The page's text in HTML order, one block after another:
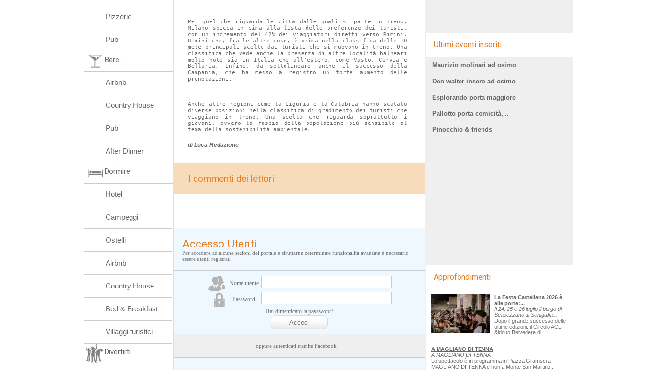
Per quel che riguarda le città dalle quali si parte in treno,
Milano spicca in cima alla lista delle preferenze dei turisti,
con un incremento del 42% dei viaggiatori diretti verso Rimini.
Rimini che, fra le altre cose, è prima nella classifica delle 10
mete principali scelte dai turisti che si muovono in treno. Una
classifica che vede anche la presenza di altre località balneari
molto note sia in Italia che all'estero, come Vasto, Cervia e
Bellaria. Infine, da sottolineare anche il successo della
Campania, che ha messo a registro un forte aumento delle
prenotazioni.
Anche altre regioni come la Liguria e la Calabria hanno scalato
diverse posizioni nella classifica di gradimento dei turisti che
viaggiano in treno. Una scelta che riguarda soprattutto i
giovani, ovvero la fascia della popolazione più sensibile al
tema della sostenibilità ambientale.
di Luca Redazione
I commenti dei lettori
Accesso Utenti
Per accedere ad alcune sezioni del portale e sfruttarne determinate funzionalità avanzate è necessario
essere utenti registrati
Nome utente
Password
Hai dimenticato la password?
oppure autenticati tramite Facebook
Pizzerie
Pub
Bere
Airbnb
Country House
Pub
After Dinner
Dormire
Hotel
Campeggi
Ostelli
Airbnb
Country House
Bed & Breakfast
Villaggi turistici
Divertirti
Ultimi eventi inseriti
Maurizio molinari ad osimo
Don walter insero ad osimo
Esplorando porta maggiore
Pallotto porta comicità,...
Pinocchio & friends
Approfondimenti
La Festa Castellana 2026 è
alle porte:...
Il 24, 25 e 26 luglio il borgo di
Scapezzano di Senigallia...
Dopo il grande successo delle
ultime edizioni, il Circolo ACLI
&ldquo;Belvedere di...
A MAGLIANO DI TENNA
A MAGLIANO DI TENNA
Lo spettacolo è in programma in Piazza Gramsci a
MAGLIANO DI TENNA e non a Monte San Martino...